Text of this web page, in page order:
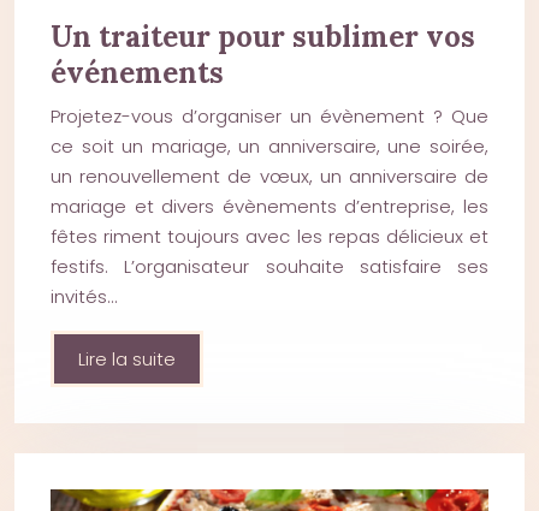
Un traiteur pour sublimer vos
événements
Projetez-vous d’organiser un évènement ? Que
ce soit un mariage, un anniversaire, une soirée,
un renouvellement de vœux, un anniversaire de
mariage et divers évènements d’entreprise, les
fêtes riment toujours avec les repas délicieux et
festifs. L’organisateur souhaite satisfaire ses
invités…
Lire la suite